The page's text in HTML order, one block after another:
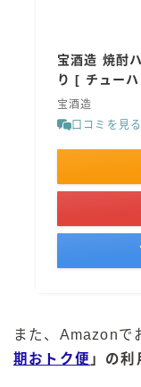
宝酒造 焼酎
り [ チュー
宝酒造
口コミを見る
また、Amazonで
期おトク便 」の利